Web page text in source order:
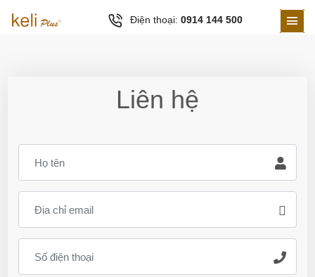
Điện thoại: 0914 144 500
Liên hệ